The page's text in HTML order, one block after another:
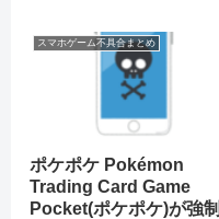
スマホゲーム不具合まとめ
ポケポケ Pokémon
Trading Card Game
Pocket(ポケポケ)が強制